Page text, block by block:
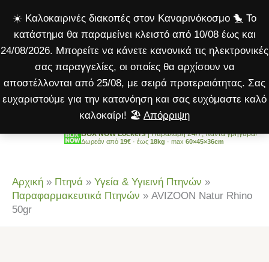
☀️ Καλοκαιρινές διακοπές στον Καναρινόκοσμο 🐤 Το
κατάστημα θα παραμείνει κλειστό από 10/08 έως και
24/08/2026. Μπορείτε να κάνετε κανονικά τις ηλεκτρονικές
σας παραγγελίες, οι οποίες θα αρχίσουν να
αποστέλλονται από 25/08, με σειρά προτεραιότητας. Σας
ευχαριστούμε για την κατανόηση και σας ευχόμαστε καλό
καλοκαίρι! 🏖️ Απόρριψη
στο
περιεχόμενο
BOX NOW Lockers| Παραλαβή 24/7, πάντα γρήγορα!
Δωρεάν από 19€ · έως 18kg · max 60×45×36cm
Αρχική » Πτηνά » Υγεία & Υγιεινή Πτηνών »
Παραφαρμακευτικά Πτηνών » AVIZOON Natur Rhino
50gr
50gr
ποσότητα